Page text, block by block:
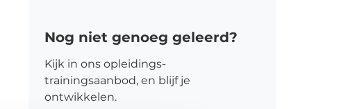
Nog niet genoeg geleerd?
Kijk in ons opleidings-
trainingsaanbod, en blijf je
ontwikkelen.